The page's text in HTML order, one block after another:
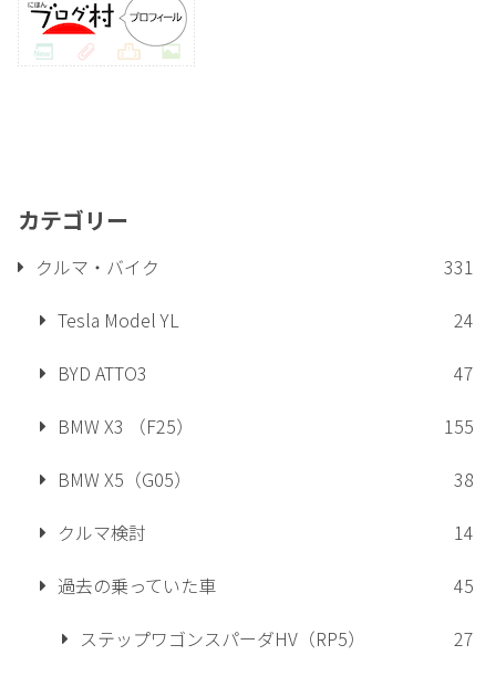
カテゴリー
クルマ・バイク
331
Tesla Model YL
24
BYD ATTO3
47
BMW X3 （F25）
155
BMW X5（G05）
38
クルマ検討
14
過去の乗っていた車
45
ステップワゴンスパーダHV（RP5）
27